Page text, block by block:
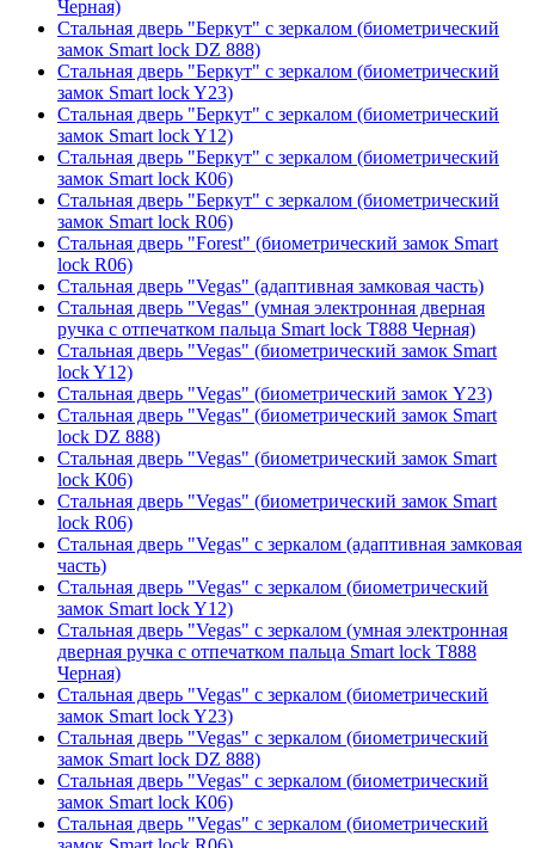
Черная)
Стальная дверь "Беркут" с зеркалом (биометрический
замок Smart lock DZ 888)
Стальная дверь "Беркут" с зеркалом (биометрический
замок Smart lock Y23)
Стальная дверь "Беркут" с зеркалом (биометрический
замок Smart lock Y12)
Стальная дверь "Беркут" с зеркалом (биометрический
замок Smart lock К06)
Стальная дверь "Беркут" с зеркалом (биометрический
замок Smart lock R06)
Стальная дверь "Forest" (биометрический замок Smart
lock R06)
Стальная дверь "Vegas" (адаптивная замковая часть)
Стальная дверь "Vegas" (умная электронная дверная
ручка с отпечатком пальца Smart lock T888 Черная)
Стальная дверь "Vegas" (биометрический замок Smart
lock Y12)
Стальная дверь "Vegas" (биометрический замок Y23)
Стальная дверь "Vegas" (биометрический замок Smart
lock DZ 888)
Стальная дверь "Vegas" (биометрический замок Smart
lock К06)
Стальная дверь "Vegas" (биометрический замок Smart
lock R06)
Стальная дверь "Vegas" с зеркалом (адаптивная замковая
часть)
Стальная дверь "Vegas" с зеркалом (биометрический
замок Smart lock Y12)
Стальная дверь "Vegas" с зеркалом (умная электронная
дверная ручка с отпечатком пальца Smart lock T888
Черная)
Стальная дверь "Vegas" с зеркалом (биометрический
замок Smart lock Y23)
Стальная дверь "Vegas" с зеркалом (биометрический
замок Smart lock DZ 888)
Стальная дверь "Vegas" с зеркалом (биометрический
замок Smart lock К06)
Стальная дверь "Vegas" с зеркалом (биометрический